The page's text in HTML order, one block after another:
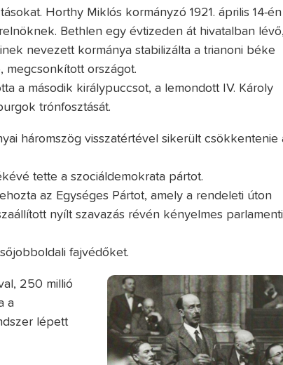
Horthy Miklós kormányzó 1921. április 14-én
Bethlen egy évtizeden át hivatalban
nevezett kormánya stabilizálta a trianoni béke
megcsonkított országot.
a második királypuccsot, a lemondott IV. Károly
trónfosztását.
háromszög visszatértével sikerült csökkentenie
tette a szociáldemokrata pártot.
az Egységes Pártot, amely a rendeleti úton
nyílt szavazás révén kényelmes parlamenti
fajvédőket.
250 millió
a
lépett